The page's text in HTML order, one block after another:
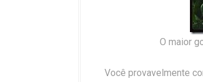
O maior
Você provavelmente